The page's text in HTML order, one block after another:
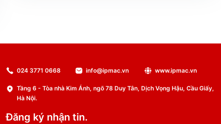
024 3771 0668 info@ipmac.vn www.ipmac.vn
Tầng 6 - Tòa nhà Kim Ánh, ngõ 78 Duy Tân, Dịch Vọng Hậu, Cầu Giấy,
Hà Nội.
Đăng ký nhận tin.